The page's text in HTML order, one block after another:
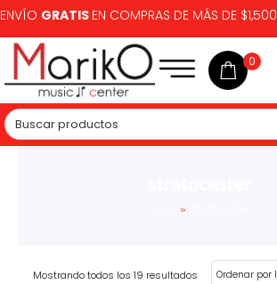
ENVÍO GRATIS EN COMPRAS DE MÁS DE $1,500
0
»
Mostrando todos los 19 resultados